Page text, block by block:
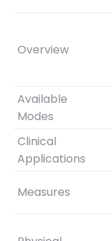
Overview
Available
Modes
Clinical
Applications
Measures